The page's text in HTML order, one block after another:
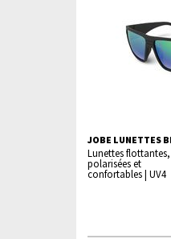
JOBE LUNETTES
Lunettes flottantes,
polarisées et
confortables | UV4